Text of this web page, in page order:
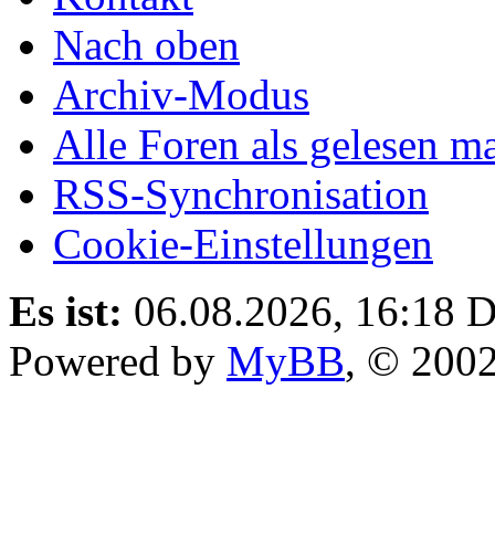
Nach oben
Archiv-Modus
Alle Foren als gelesen
RSS-Synchronisation
Cookie-Einstellungen
Es ist: 06.08.2026, 16:18
Powered by MyBB, ©